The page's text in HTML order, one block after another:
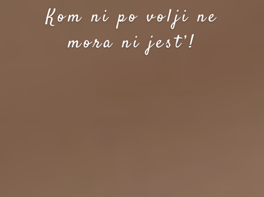
Kom ni po volji ne
mora ni jest’!